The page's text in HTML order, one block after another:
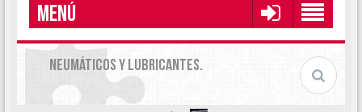
MENÚ
NEUMÁTICOS Y LUBRICANTES.